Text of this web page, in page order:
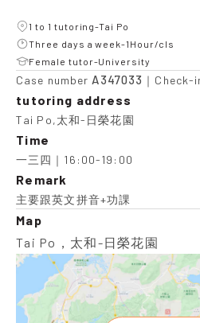
1 to 1 tutoring-Tai Po
Three days a week-1Hour/cls
Female tutor-University
Case number A347033 ｜
tutoring address
Tai Po,太和-日榮花園
Time
一三四｜16:00-19:00
Remark
主要跟英文拼音+功課
Map
Tai Po，太和-日榮花園